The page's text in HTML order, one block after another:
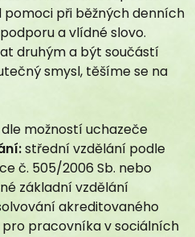
setkávání
při běžných denních
a vlídné slovo.
druhým a být součástí
smysl, těšíme se na
dle možností uchazeče
střední vzdělání podle
č. 505/2006 Sb. nebo
základní vzdělání
akreditovaného
pracovníka v sociálních